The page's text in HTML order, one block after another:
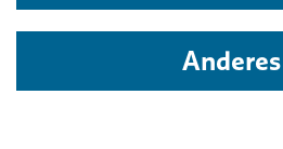
Anderes